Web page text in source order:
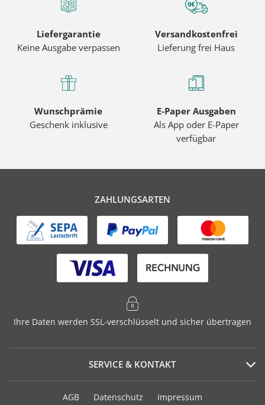
Liefergarantie
Keine Ausgabe verpassen
Versandkostenfrei
Lieferung frei Haus
Wunschprämie
Geschenk inklusive
E-Paper Ausgaben
Als App oder E-Paper
verfügbar
ZAHLUNGSARTEN
Ihre Daten werden SSL-verschlüsselt und sicher übertragen
SERVICE & KONTAKT
Serviceportal
AGB Datenschutz Impressum